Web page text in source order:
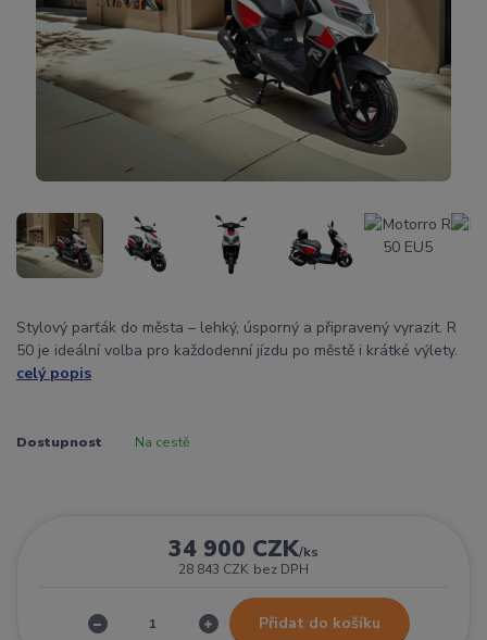
Stylový parťák do města – lehký, úsporný a připravený vyrazit. R
50 je ideální volba pro každodenní jízdu po městě i krátké výlety.
celý popis
Dostupnost Na cestě
34 900 CZK/ks
28 843 CZK bez DPH
Přidat do košíku